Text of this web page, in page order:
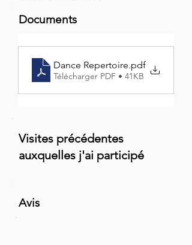
Documents
Dance Repertoire.pdf
Télécharger PDF • 41KB
Visites précédentes
auxquelles j'ai participé
Avis